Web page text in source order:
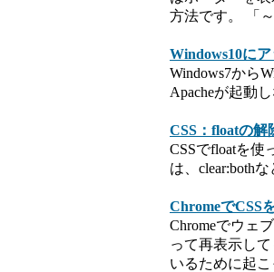
方法です。 「
Windows10に
Windows7から
Apacheが起動
CSS：floatの解
CSSでfloatを使
は、clear:both
ChromeでCSS
Chromeでウェ
って再表示し
いるために起